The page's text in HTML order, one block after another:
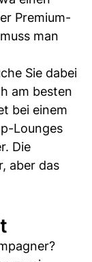
Premium-
man
Sie dabei
am besten
bei einem
Lounges
Die
aber das